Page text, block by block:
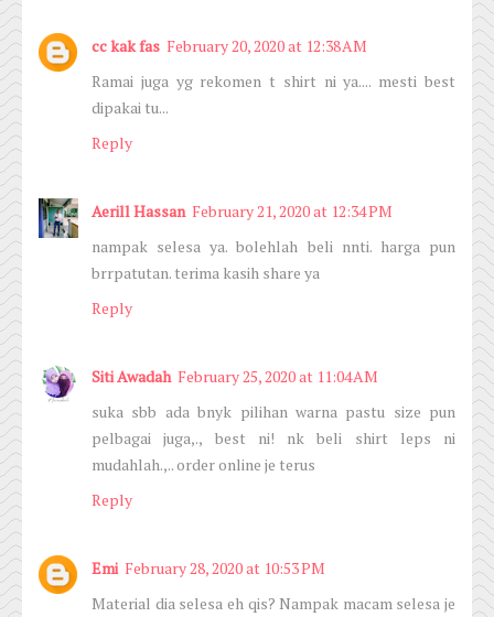
cc kak fas February 20, 2020 at 12:38 AM
Ramai juga yg rekomen t shirt ni ya.... mesti best
dipakai tu...
Reply
Aerill Hassan February 21, 2020 at 12:34 PM
nampak selesa ya. bolehlah beli nnti. harga pun
brrpatutan. terima kasih share ya
Reply
Siti Awadah February 25, 2020 at 11:04 AM
suka sbb ada bnyk pilihan warna pastu size pun
pelbagai juga,., best ni! nk beli shirt leps ni
mudahlah.,.. order online je terus
Reply
Emi February 28, 2020 at 10:53 PM
Material dia selesa eh qis? Nampak macam selesa je